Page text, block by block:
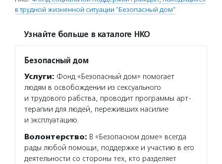
в трудной жизненной ситуации "Безопасный дом"
Узнайте больше в каталоге НКО
Безопасный дом
Услуги: Фонд «Безопасный дом» помогает
людям в освобождении из сексуального
и трудового рабства, проводит программы арт-
терапии для людей, переживших насилие
и эксплуатацию.
Волонтерство: В «Безопасном доме» всегда
рады любой помощи, поддержке и участию в его
деятельности со стороны тех, кто разделяет